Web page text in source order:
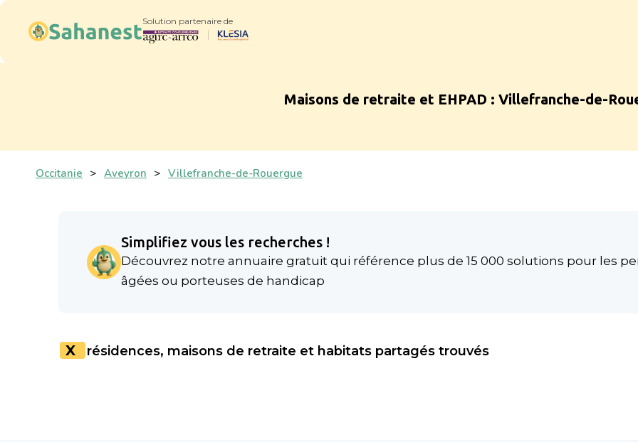
Solution partenaire de
Maisons de retraite et EHPAD : Villefranche-de-
Occitanie > Aveyron > Villefranche-de-Rouergue
Simplifiez vous les recherches !
Découvrez notre annuaire gratuit qui référence plus de 15 000 solutions pour les
âgées ou porteuses de handicap
X résidences, maisons de retraite et habitats partagés trouvés